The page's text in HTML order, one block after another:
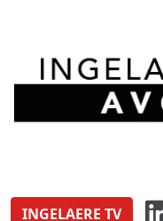
INGELAERE TV